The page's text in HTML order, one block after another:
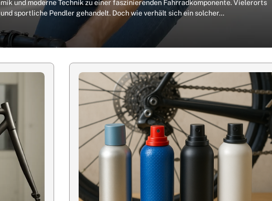
und moderne Technik zu einer faszinierenden Fahrradkomponente. Vielerorts
sportliche Pendler gehandelt. Doch wie verhält sich ein solcher…